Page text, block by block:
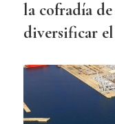
la cofradía de
diversificar